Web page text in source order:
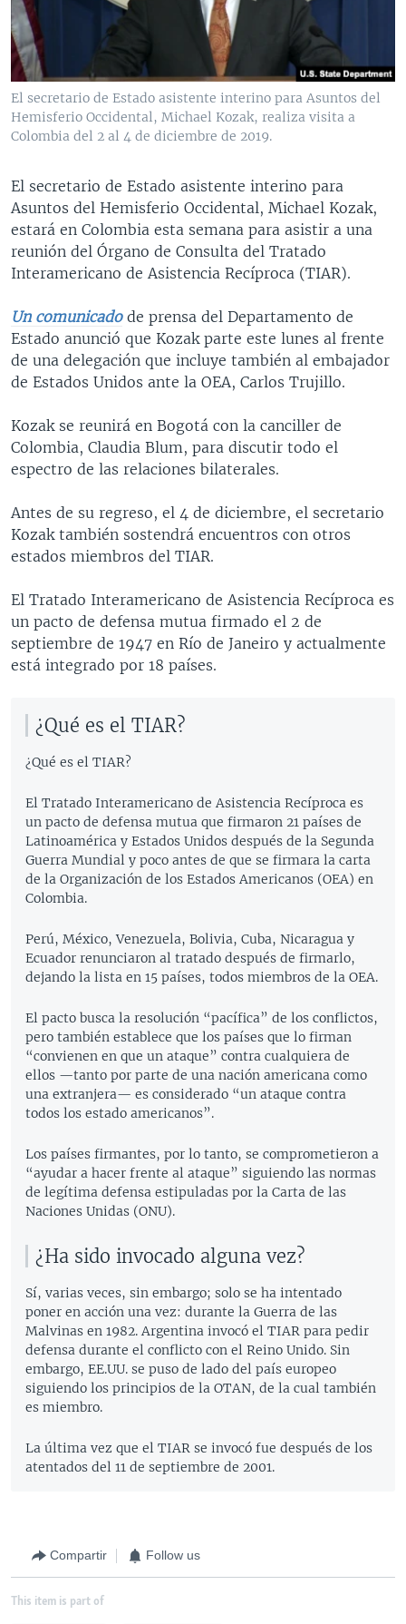
VENEZUELA
BRASIL
NICARAGUA
ECONOMÍA
ENTRETENIMIENTO Y CULTURA
TECNOLOGÍA
DEPORTES
CIENCIA Y SALUD
MULTIMEDIA
VIDEOS
FOTOGRAFÍA
AUDIOS
PROGRAMAS TV
EL MUNDO AL DÍA
FORO INTERAMERICANO
LAS CLAVES
PANORAMA
RADIO
AVANCE INFORMATIVO
AUDIONOTICIAS
BUENOS DÍAS AMÉRICA
ESTADOS UNIDOS AL DÍA
EL MUNDO AL DÍA [RADIO]
FORO [RADIO]
DEPORTIVO INTERNACIONAL
NOTA ECONÓMICA
ENTRETENIMIENTO
DIRECT
DOCUMENTALES DE LA VOA
Learning English
SÍGANOS
Idiomas
El secretario de Estado asistente interino para Asuntos del
Hemisferio Occidental, Michael Kozak, realiza visita a
Colombia del 2 al 4 de diciembre de 2019.
El secretario de Estado asistente interino para
Asuntos del Hemisferio Occidental, Michael Kozak,
estará en Colombia esta semana para asistir a una
reunión del Órgano de Consulta del Tratado
Interamericano de Asistencia Recíproca (TIAR).
Un comunicadode prensa del Departamento de
Estado anunció que Kozak parte este lunes al frente
de una delegación que incluye también al embajador
de Estados Unidos ante la OEA, Carlos Trujillo.
Kozak se reunirá en Bogotá con la canciller de
Colombia, Claudia Blum, para discutir todo el
espectro de las relaciones bilaterales.
Antes de su regreso, el 4 de diciembre, el secretario
Kozak también sostendrá encuentros con otros
estados miembros del TIAR.
El Tratado Interamericano de Asistencia Recíproca es
un pacto de defensa mutua firmado el 2 de
septiembre de 1947 en Río de Janeiro y actualmente
está integrado por 18 países.
¿Qué es el TIAR?
¿Qué es el TIAR?
El Tratado Interamericano de Asistencia Recíproca es
un pacto de defensa mutua que firmaron 21 países de
Latinoamérica y Estados Unidos después de la Segunda
Guerra Mundial y poco antes de que se firmara la carta
de la Organización de los Estados Americanos (OEA) en
Colombia.
Perú, México, Venezuela, Bolivia, Cuba, Nicaragua y
Ecuador renunciaron al tratado después de firmarlo,
dejando la lista en 15 países, todos miembros de la OEA.
El pacto busca la resolución “pacífica” de los conflictos,
pero también establece que los países que lo firman
“convienen en que un ataque” contra cualquiera de
ellos —tanto por parte de una nación americana como
una extranjera— es considerado “un ataque contra
todos los estado americanos”.
Los países firmantes, por lo tanto, se comprometieron a
“ayudar a hacer frente al ataque” siguiendo las normas
de legítima defensa estipuladas por la Carta de las
Naciones Unidas (ONU).
¿Ha sido invocado alguna vez?
Sí, varias veces, sin embargo; solo se ha intentado
poner en acción una vez: durante la Guerra de las
Malvinas en 1982. Argentina invocó el TIAR para pedir
defensa durante el conflicto con el Reino Unido. Sin
embargo, EE.UU. se puso de lado del país europeo
siguiendo los principios de la OTAN, de la cual también
es miembro.
La última vez que el TIAR se invocó fue después de los
atentados del 11 de septiembre de 2001.
Compartir Follow us
This item is part of